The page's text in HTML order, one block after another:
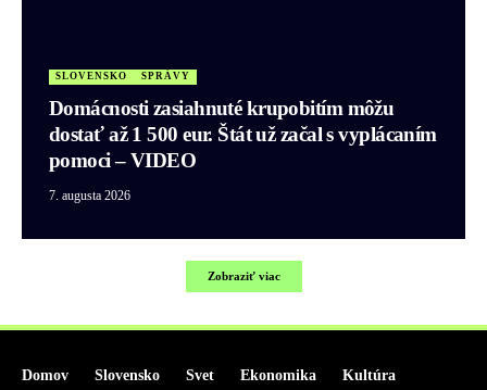
SLOVENSKO SPRÁVY
Domácnosti zasiahnuté krupobitím môžu
dostať až 1 500 eur. Štát už začal s vyplácaním
pomoci – VIDEO
7. augusta 2026
Zobraziť viac
Domov Slovensko Svet Ekonomika
Kultúra